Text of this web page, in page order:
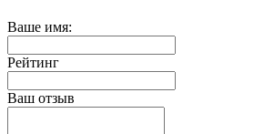
Ваше имя:
Рейтинг
Ваш отзыв